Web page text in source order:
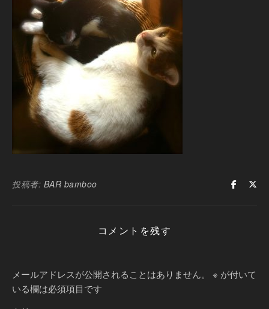
投稿者: BAR bamboo
コメントを残す
メールアドレスが公開されることはありません。 ※ が付いて
いる欄は必須項目です